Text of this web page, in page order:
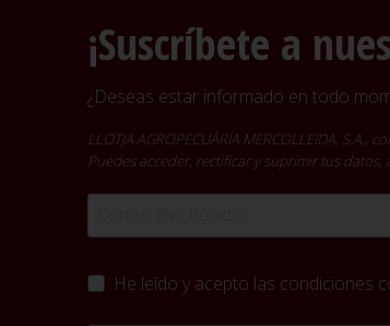
¡Suscríbete a
¿Deseas estar informado en todo
LLOTJA AGROPECUÀRIA MERCOLLEIDA,
Puedes acceder, rectificar y suprimir tus
He leído y acepto las condiciones